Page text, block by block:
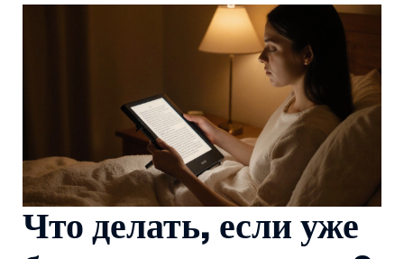
Что делать, если уже